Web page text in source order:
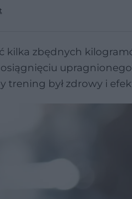
kilka zbędnych
trening był zdrowy i